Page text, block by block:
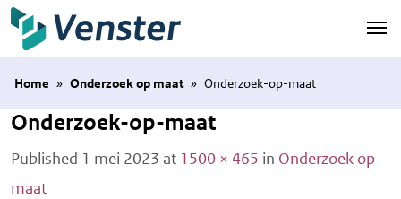
Naar hoofdinhoud
Home » Onderzoek op maat » Onderzoek-op-maat
Onderzoek-op-maat
Published 1 mei 2023 at 1500 × 465 in Onderzoek op
maat